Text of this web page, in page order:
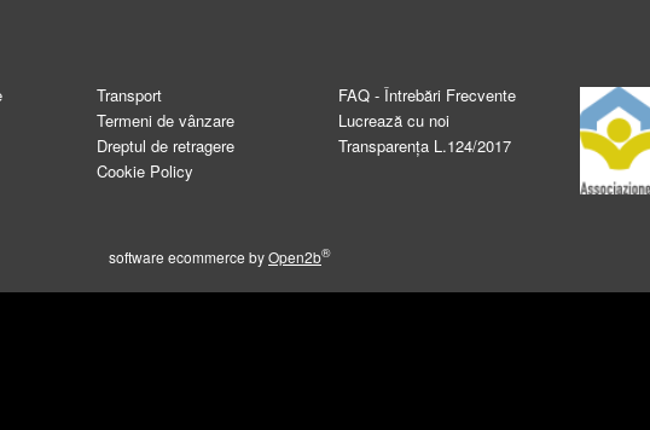
Transport
Termeni de vânzare
Dreptul de retragere
Cookie Policy
FAQ - Întrebări Frecvente
Lucrează cu noi
Transparența L.124/2017
software ecommerce byOpen2b®